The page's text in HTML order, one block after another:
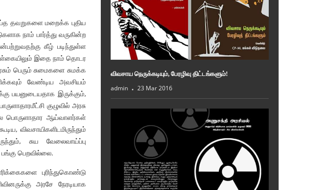
தவறுகளை மறைக்க புதிய
நாம் பார்த்து வருகின்ற
கீழ் படிந்துள்ள
இதை நாம் தொடர
பெரும் சுமைகளை சுமக்க
வேண்டிய அவசியம்
பயனுடையதாக இருக்கும்,
குழுவில் அரசு
பொருளாதார ஆய்வாளர்கள்
விவசாயிகளிடமிருந்தும்
சுய வேலைவாய்ப்பு
பெறவில்லை.
புரிந்துகொண்டு
அரசே நேரடியாக
விவசாய நெருக்கடியும், பேரழிவு திட்டங்களும்!
admin 23 Mar 2016